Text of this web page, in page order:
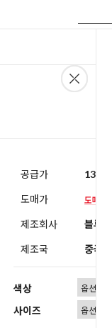
공급가
도매가
제조회사 블루모
제조국 중국
색상
사이즈